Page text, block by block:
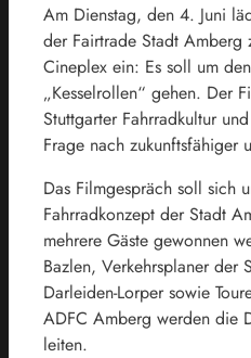
Am Dienstag, den 4. Juni
der Fairtrade Stadt Amberg
Cineplex ein: Es soll um
„Kesselrollen“ gehen. Der
Stuttgarter Fahrradkultur
Frage nach
Das Filmgespräch soll sich
Fahrradkonzept der Stadt
mehrere Gäste gewonnen
Bazlen, Verkehrsplaner der
Darleiden-Lorper sowie
ADFC Amberg werden die
leiten.